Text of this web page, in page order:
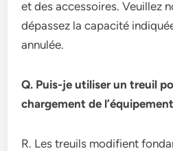
et des accessoires. Veuillez
dépassez la capacité
annulée.
Q. Puis-je utiliser un treuil
chargement de
R. Les treuils modifient